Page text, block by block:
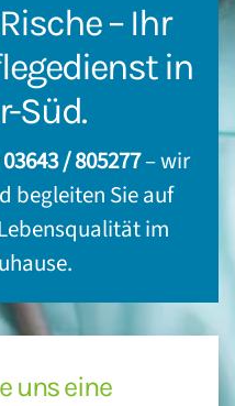
– Ihr
in
Süd.
03643 / 805277– wir
begleiten Sie auf
im
uns eine